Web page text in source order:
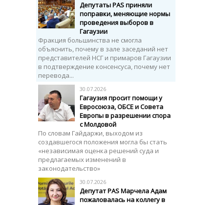
Депутаты PAS приняли
поправки, меняющие нормы
проведения выборов в
Гагаузии
Фракция большинства не смогла
объяснить, почему в зале заседаний нет
представителей НСГ и примаров Гагаузии
в подтверждение консенсуса, почему нет
перевода...
30.07.2026
Гагаузия просит помощи у
Евросоюза, ОБСЕ и Совета
Европы в разрешении спора
с Молдовой
По словам Гайдаржи, выходом из
создавшегося положения могла бы стать
«независимая оценка решений суда и
предлагаемых изменений в
законодательство»
30.07.2026
Депутат PAS Марчела Адам
пожаловалась на коллегу в